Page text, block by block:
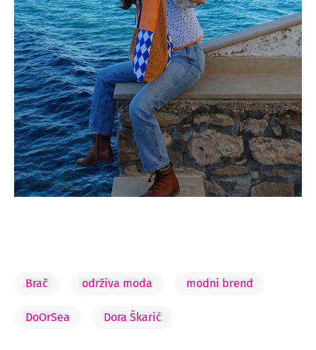
Brač održiva moda modni brend
DoOrSea Dora Škarić